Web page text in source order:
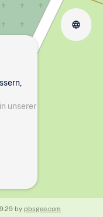
by pbsgeo.com
unserer